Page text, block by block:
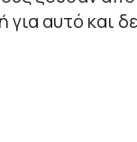
για αυτό και